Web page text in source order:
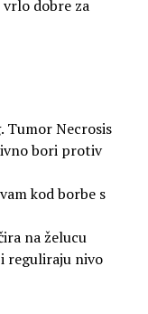
vrlo dobre za
Tumor Necrosis
bori protiv
kod borbe s
na želucu
reguliraju nivo